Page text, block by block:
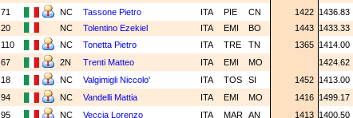
71
NC Tassone Pietro ITA PIE CN 1422 1436.83
20
NC Tolentino Ezekiel ITA EMI BO 1443 1433.33
110
NC Tonetta Pietro ITA TRE TN 1365 1414.00
67
2N Trenti Matteo ITA EMI MO 1424.62
18
NC Valgimigli Niccolo' ITA TOS SI 1452 1413.00
94
NC Vandelli Mattia ITA EMI MO 1416 1499.17
95
NC Veccia Lorenzo ITA MAR AN 1413 1400.50